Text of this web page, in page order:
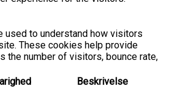
used to understand how visitors
These cookies help provide
the number of visitors, bounce rate,
Beskrivelse